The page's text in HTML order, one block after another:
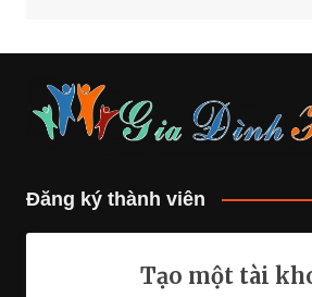
Đăng ký thành viên
Tạo một tài